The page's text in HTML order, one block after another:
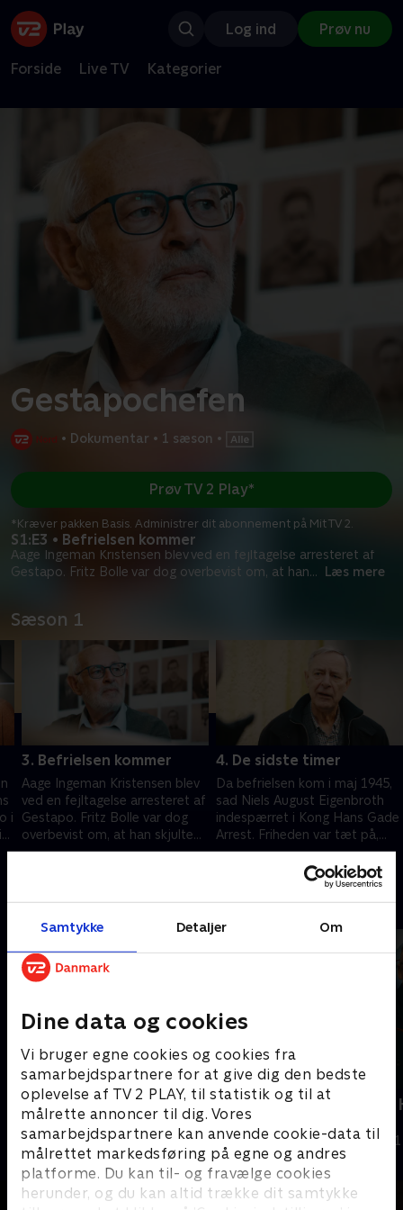
Samtykke Detaljer Om
Dine data og cookies
Vi bruger egne cookies og cookies fra
samarbejdspartnere for at give dig den bedste
oplevelse af TV 2 PLAY, til statistik og til at
målrette annoncer til dig. Vores
samarbejdspartnere kan anvende cookie-data til
målrettet markedsføring på egne og andres
platforme. Du kan til- og fravælge cookies
herunder, og du kan altid trække dit samtykke
Log ind Prøv nu
Forside Live TV Kategorier
Gestapochefen
• Dokumentar • 1 sæson •
S1:E3 • Befrielsen kommer
Aage Ingeman Kristensen blev ved en fejltagelse arresteret af
Gestapo. Fritz Bolle var dog overbevist om, at han... Læs mere
Prøv TV 2 Play*
*Kræver pakken Basis. Administrer dit abonnement på Mit TV 2.
Sæson 1
i
3. Befrielsen kommer
Aage Ingeman Kristensen blev
ved en fejltagelse arresteret af
Gestapo. Fritz Bolle var dog
overbevist om, at han skjulte
noget, og beordrede en
4. De sidste timer
Da befrielsen kom i maj 1945,
sad Niels August Eigenbroth
indespærret i Kong Hans Gade
Arrest. Friheden var tæt på,
troede han, men om aftenen
ændrede alt sig.
Andre så også
Ingemann og besættelsen
Dokumentar • 1 sæsoner
Ingemann -
Dokumentar •